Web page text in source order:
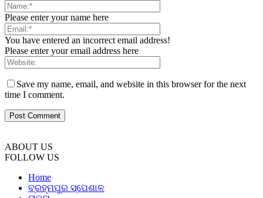
Please enter your name here
You have entered an incorrect email address!
Please enter your email address here
Save my name, email, and website in this browser for the next
time I comment.
ABOUT US
FOLLOW US
Home
ବ୍ରହ୍ମପୁର ସ୍ପେଶାଳ